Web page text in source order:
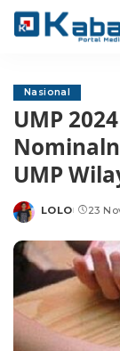
Nasional
UMP
UMP
Posted
LOLO 23